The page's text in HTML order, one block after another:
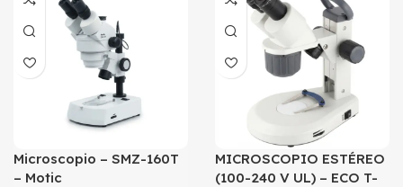
Microscopio – SMZ-160T
– Motic
MICROSCOPIO ESTÉREO
(100-240 V UL) – ECO T-